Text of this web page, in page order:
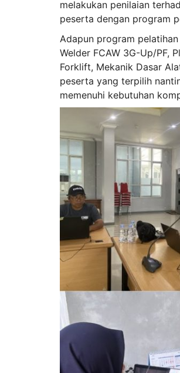
melakukan penilaian
peserta dengan program
Adapun program
Welder FCAW 3G-Up/PF,
Forklift, Mekanik Dasar
peserta yang terpilih
memenuhi kebutuhan